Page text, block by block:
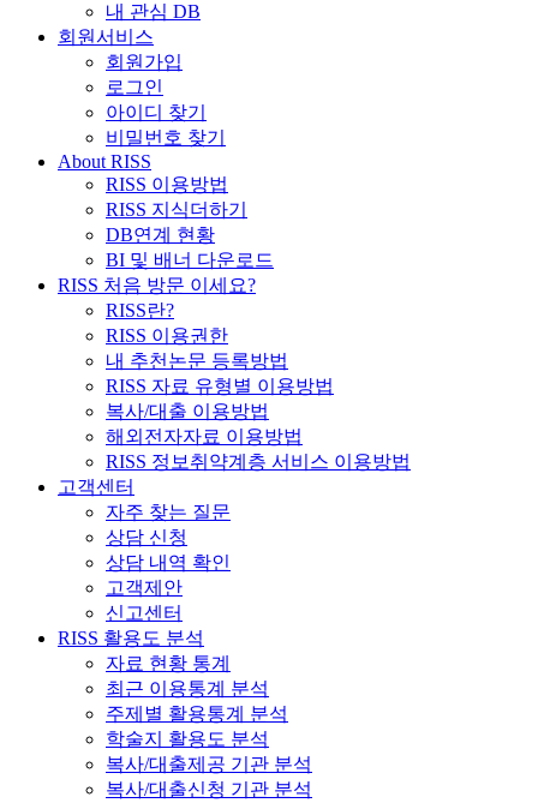
내 관심 DB
회원서비스
회원가입
로그인
아이디 찾기
비밀번호 찾기
About RISS
RISS 이용방법
RISS 지식더하기
DB연계 현황
BI 및 배너 다운로드
RISS 처음 방문 이세요?
RISS란?
RISS 이용권한
내 추천논문 등록방법
RISS 자료 유형별 이용방법
복사/대출 이용방법
해외전자자료 이용방법
RISS 정보취약계층 서비스 이용방법
고객센터
자주 찾는 질문
상담 신청
상담 내역 확인
고객제안
신고센터
RISS 활용도 분석
자료 현황 통계
최근 이용통계 분석
주제별 활용통계 분석
학술지 활용도 분석
복사/대출제공 기관 분석
복사/대출신청 기관 분석